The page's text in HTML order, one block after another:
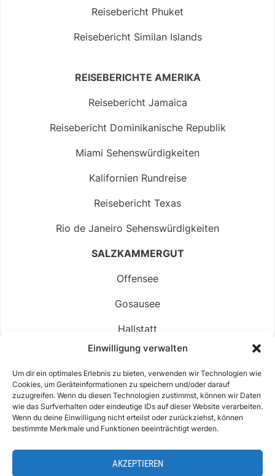
Einwilligung verwalten
Um dir ein optimales Erlebnis zu bieten, verwenden wir Technologien wie
Cookies, um Geräteinformationen zu speichern und/oder darauf
zuzugreifen. Wenn du diesen Technologien zustimmst, können wir Daten
wie das Surfverhalten oder eindeutige IDs auf dieser Website verarbeiten.
Wenn du deine Einwilligung nicht erteilst oder zurückziehst, können
bestimmte Merkmale und Funktionen beeinträchtigt werden.
AKZEPTIEREN
Reisebericht Phuket
Reisebericht Similan Islands
REISEBERICHTE AMERIKA
Reisebericht Jamaica
Reisebericht Dominikanische Republik
Miami Sehenswürdigkeiten
Kalifornien Rundreise
Reisebericht Texas
Rio de Janeiro Sehenswürdigkeiten
SALZKAMMERGUT
Offensee
Gosausee
Hallstatt
Langbathsee
Altausseer See
Hintersee
IMPRESSUM & KONTAKT